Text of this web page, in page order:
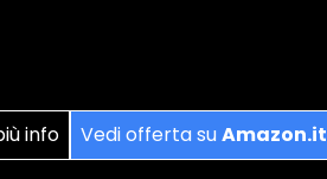
info Vedi offerta suAmazon.it